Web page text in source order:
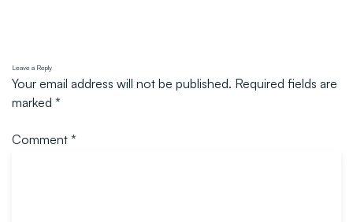
Leave a Reply
Your email address will not be published. Required fields are
marked *
Comment *